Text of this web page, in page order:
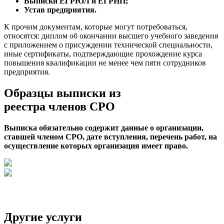
Устав предприятия.
К прочим документам, которые могут потребоваться,
относятся: диплом об окончании высшего учебного заведения
с приложением о присуждении технической специальности,
иные сертификаты, подтверждающие прохождение курса
повышения квалификации не менее чем пяти сотрудников
предприятия.
Образцы выписки из
реестра членов СРО
Выписка обязательно содержит данные о организации,
ставшей членом СРО, дате вступления, перечень работ, на
осуществление которых организация имеет право.
Другие услуги